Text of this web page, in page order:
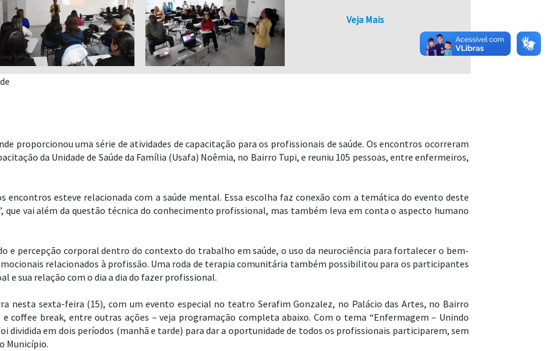
Veja Mais
proporcionou uma série de atividades de capacitação para os profissionais de saúde. Os encontros ocorreram
da Unidade de Saúde da Família (Usafa) Noêmia, no Bairro Tupi, e reuniu 105 pessoas, entre enfermeiros,
encontros esteve relacionada com a saúde mental. Essa escolha faz conexão com a temática do evento deste
que vai além da questão técnica do conhecimento profissional, mas também leva em conta o aspecto humano
e percepção corporal dentro do contexto do trabalho em saúde, o uso da neurociência para fortalecer o bem-
relacionados à profissão. Uma roda de terapia comunitária também possibilitou para os participantes
e sua relação com o dia a dia do fazer profissional.
nesta sexta-feira (15), com um evento especial no teatro Serafim Gonzalez, no Palácio das Artes, no Bairro
coffee break, entre outras ações – veja programação completa abaixo. Com o tema “Enfermagem – Unindo
dividida em dois períodos (manhã e tarde) para dar a oportunidade de todos os profissionais participarem, sem
Município.